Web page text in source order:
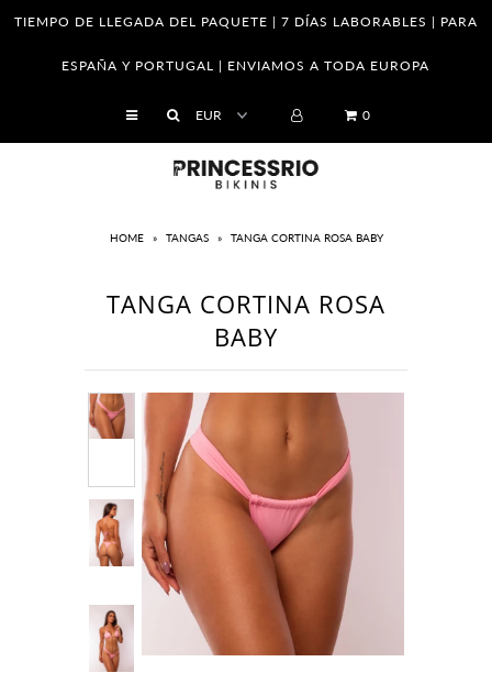
TIEMPO DE LLEGADA DEL PAQUETE | 7 DÍAS LABORABLES | PARA
ESPAÑA Y PORTUGAL | ENVIAMOS A TODA EUROPA
0
HOME » TANGAS » TANGA CORTINA ROSA BABY
TANGA CORTINA ROSA
BABY
Empresa
Cómo saber tu medidas
Cambios y Devoluciones
Política de Privacidad